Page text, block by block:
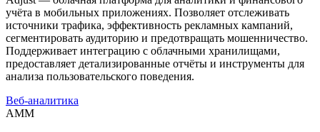
учёта в мобильных приложениях. Позволяет отслеживать
источники трафика, эффективность рекламных кампаний,
сегментировать аудиторию и предотвращать мошенничество.
Поддерживает интеграцию с облачными хранилищами,
предоставляет детализированные отчёты и инструменты для
анализа пользовательского поведения.
Веб-аналитика
AMM